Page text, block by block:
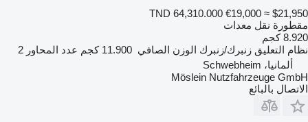
TND 64,310.000 €19,000 ≈ $21,950
مقطورة نقل معدات
8.920 كجم
نظام التعليق زنبرك/زنبرك الوزن الصافي 11.900 كجم عدد المحاور 2
ألمانيا، Schwebheim
Möslein Nutzfahrzeuge GmbH
الاتصال بالبائع